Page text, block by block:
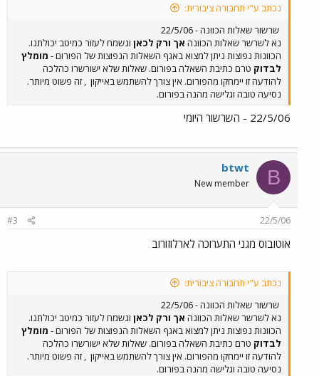
נכתב ע"י תחבורה ציבורית:
שרשור שאלות הכוונה - 22/5/06
נא לשרשר שאלות הכוונה אך ורק לכאן ונשמח לעזור כמיטב יכולתנו.
הכוונות נפוצות ניתן למצוא באגף השאלות הנפוצות של הפורום - מומלץ
לבדוק טרם כתיבת השאלה בפורום. שאלות שלא ישורשרו כהלכה
להודעה זו יימחקו מהפורום. אין צורך להשתמש באייקון
, זה פשוט מיותר.
נסיעה טובה וגלישה מהנה בפורום.
22/5/06 - השרשור היומי
B
btwt
New member
22/5/06
#3
אוטובוס מגני התערוכה לארלוזורוב
נכתב ע"י תחבורה ציבורית:
שרשור שאלות הכוונה - 22/5/06
נא לשרשר שאלות הכוונה אך ורק לכאן ונשמח לעזור כמיטב יכולתנו.
הכוונות נפוצות ניתן למצוא באגף השאלות הנפוצות של הפורום - מומלץ
לבדוק טרם כתיבת השאלה בפורום. שאלות שלא ישורשרו כהלכה
להודעה זו יימחקו מהפורום. אין צורך להשתמש באייקון , זה פשוט מיותר.
נסיעה טובה וגלישה מהנה בפורום.